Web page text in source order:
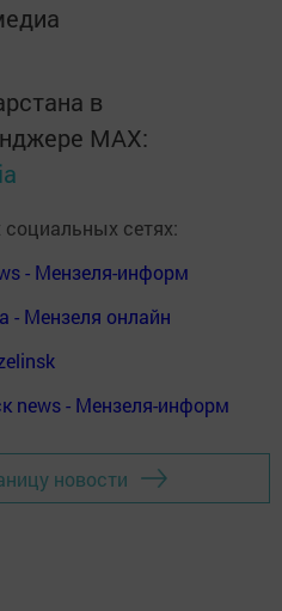
в
MАХ:
сетях:
- Мензеля-информ
- Мензеля онлайн
news - Мензеля-информ
новости